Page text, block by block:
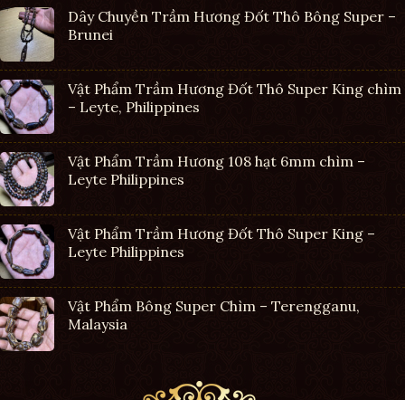
Dây Chuyền Trầm Hương Đốt Thô Bông Super –
Brunei
Vật Phẩm Trầm Hương Đốt Thô Super King chìm
– Leyte, Philippines
Vật Phẩm Trầm Hương 108 hạt 6mm chìm –
Leyte Philippines
Vật Phẩm Trầm Hương Đốt Thô Super King –
Leyte Philippines
Vật Phẩm Bông Super Chìm – Terengganu,
Malaysia